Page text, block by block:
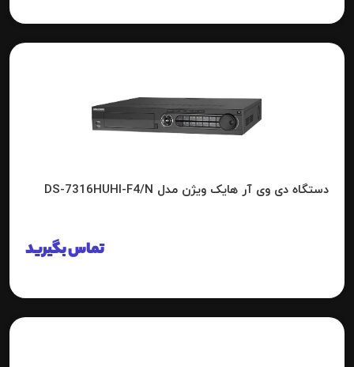
دستگاه دی وی آر هایک ویژن مدل DS-7316HUHI-F4/N
تماس بگیرید